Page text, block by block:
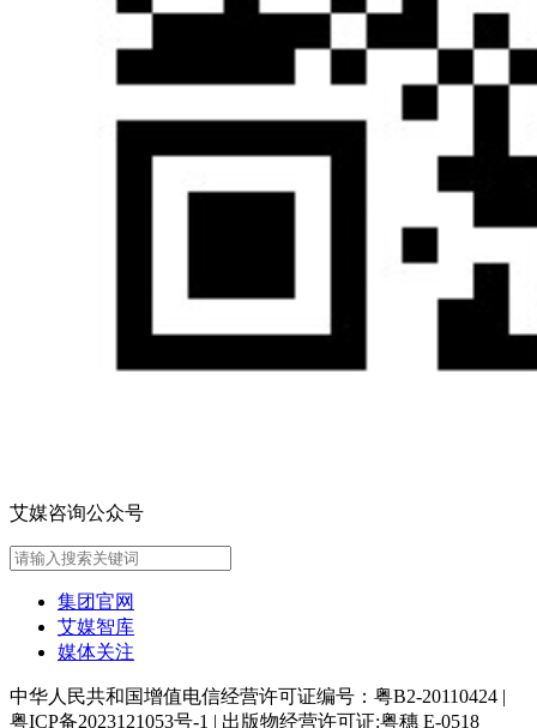
艾媒咨询公众号
集团官网
艾媒智库
媒体关注
中华人民共和国增值电信经营许可证编号：粤B2-20110424 |
粤ICP备2023121053号-1 | 出版物经营许可证:粤穗 E-0518